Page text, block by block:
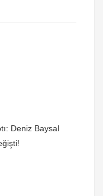
Deniz Baysal